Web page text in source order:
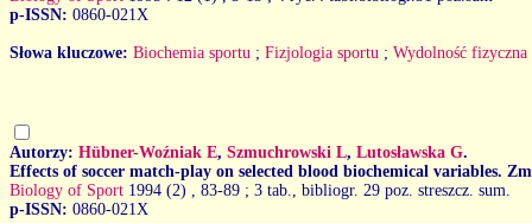
p-ISSN: 0860-021X
Słowa kluczowe: Biochemia sportu ; Fizjologia sportu ; Wydolność fizyczna
Autorzy: Hübner-Woźniak E, Szmuchrowski L, Lutosławska G.
Effects of soccer match-play on selected blood biochemical variables.
Biology of Sport 1994 (2)
, 83-89 ; 3 tab., bibliogr. 29 poz. streszcz. sum.
p-ISSN: 0860-021X